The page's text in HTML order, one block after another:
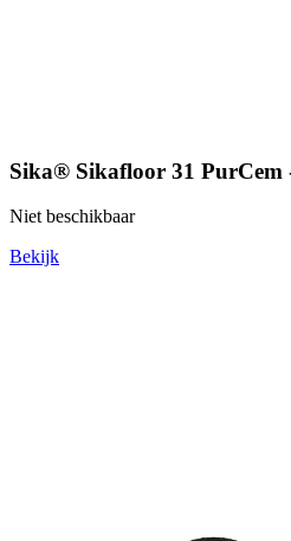
Sika® Sikafloor 31 PurCem
Niet beschikbaar
Bekijk